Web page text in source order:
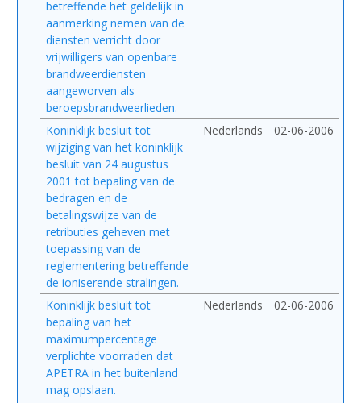
betreffende het geldelijk in
aanmerking nemen van de
diensten verricht door
vrijwilligers van openbare
brandweerdiensten
aangeworven als
beroepsbrandweerlieden.
Koninklijk besluit tot
wijziging van het koninklijk
besluit van 24 augustus
2001 tot bepaling van de
bedragen en de
betalingswijze van de
retributies geheven met
toepassing van de
reglementering betreffende
de ioniserende stralingen.
Nederlands 02-06-2006
Koninklijk besluit tot
bepaling van het
maximumpercentage
verplichte voorraden dat
APETRA in het buitenland
mag opslaan.
Nederlands 02-06-2006